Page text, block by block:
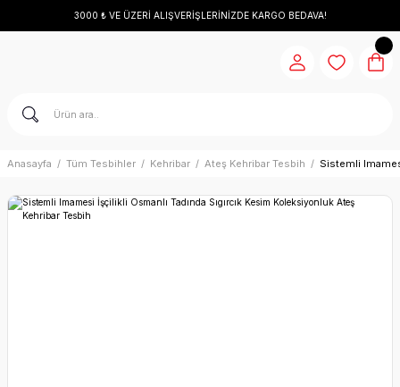
3000 ₺ VE ÜZERİ ALIŞVERİŞLERİNİZDE KARGO BEDAVA!
Anasayfa Tüm Tesbihler Kehribar Ateş Kehribar Tesbih Sistemli